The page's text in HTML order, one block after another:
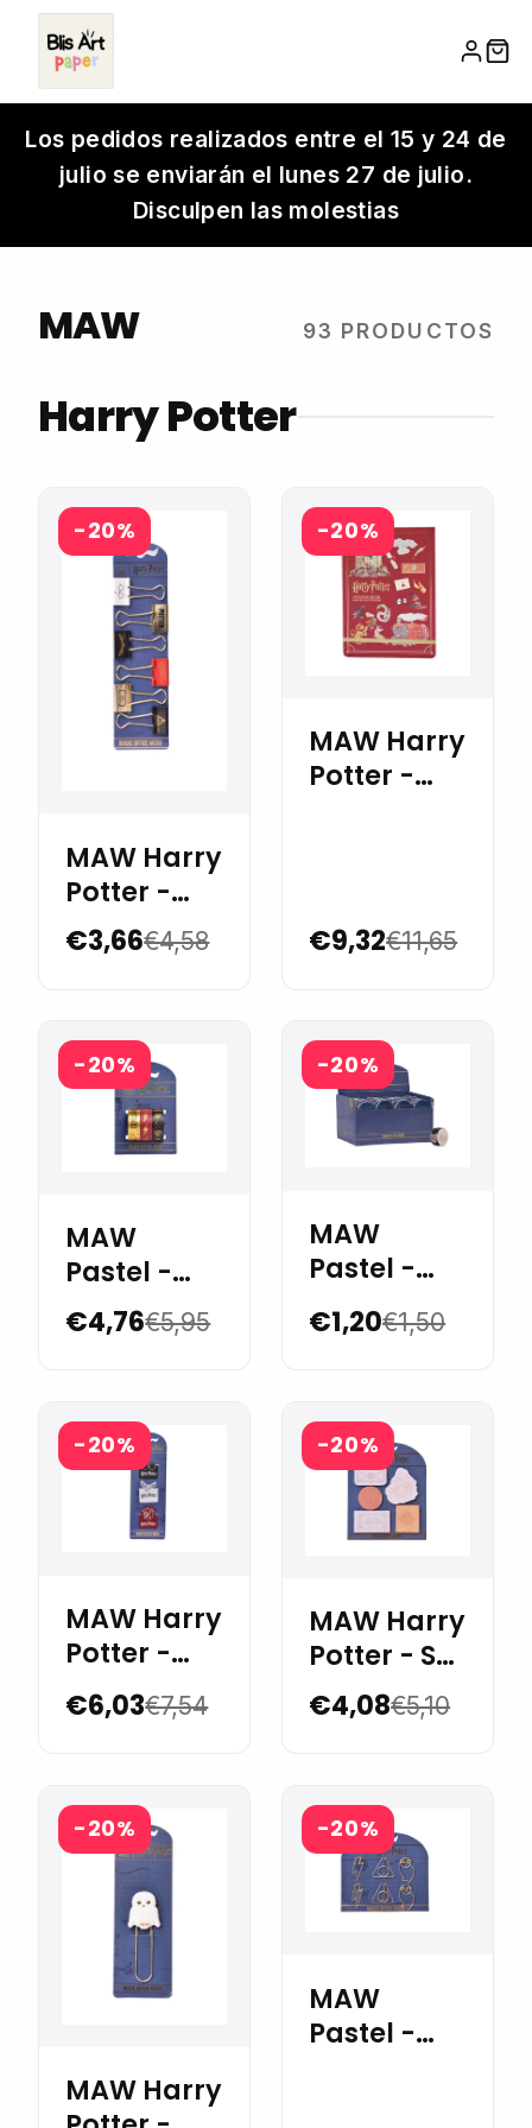
contenido
Los pedidos realizados entre el 15 y 24 de
julio se enviarán el lunes 27 de julio.
Disculpen las molestias
MAW 93 PRODUCTOS
Harry Potter
-20%
MAW Harry
Potter -
Binder
Clips 25
€3,66€4,58
-20%
MAW Harry
Potter -
€9,32€11,65
-20%
MAW
Pastel -
Harry
Potter
m. Blister 3
unidades
€4,76€5,95
-20%
MAW
Pastel -
Harry
Potter
redondos
€1,20€1,50
-20%
MAW Harry
Potter -
Magnetic
Bookmarks
€6,03€7,54
-20%
MAW Harry
Potter - Set
de Notas
Adhesivas
€4,08€5,10
-20%
MAW Harry
-20%
MAW
Pastel -